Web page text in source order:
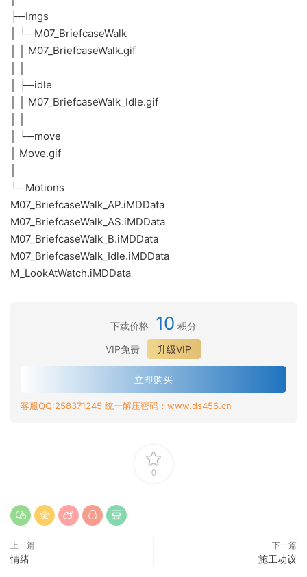
├─Imgs
│ └─M07_BriefcaseWalk
│ │ M07_BriefcaseWalk.gif
│ ├─idle
│ │ M07_BriefcaseWalk_Idle.gif
│ └─move
│ Move.gif
└─Motions
M07_BriefcaseWalk_AP.iMDData
M07_BriefcaseWalk_AS.iMDData
M07_BriefcaseWalk_B.iMDData
M07_BriefcaseWalk_Idle.iMDData
M_LookAtWatch.iMDData
下载价格 10 积分
VIP免费
升级VIP
立即购买
客服QQ:258371245 统一解压密码：www.ds456.cn
0
上一篇
情绪
下一篇
施工动议